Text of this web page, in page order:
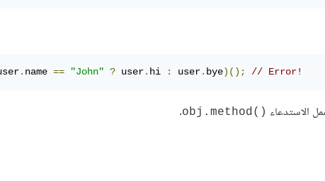
. name == "John" ? user. hi : user. bye)(); // Error!
الاستدعاء obj.method()‎
.